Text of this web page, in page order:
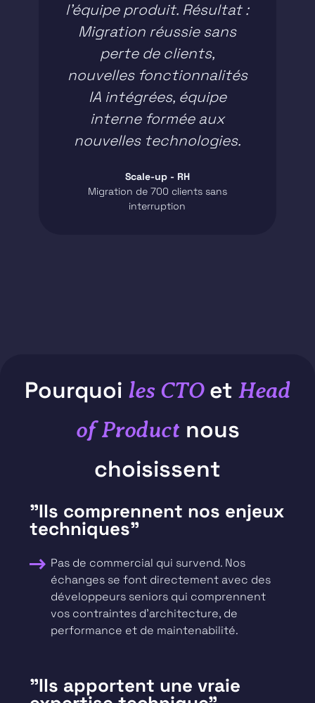
l'équipe produit. Résultat :
Migration réussie sans
perte de clients,
nouvelles fonctionnalités
IA intégrées, équipe
interne formée aux
nouvelles technologies.
Scale-up - RH
Migration de 700 clients sans
interruption
Pourquoi les CTO et Head
of Product nous
choisissent
"Ils comprennent nos enjeux
techniques"
Pas de commercial qui survend. Nos
échanges se font directement avec des
développeurs seniors qui comprennent
vos contraintes d’architecture, de
performance et de maintenabilité.
"Ils apportent une vraie